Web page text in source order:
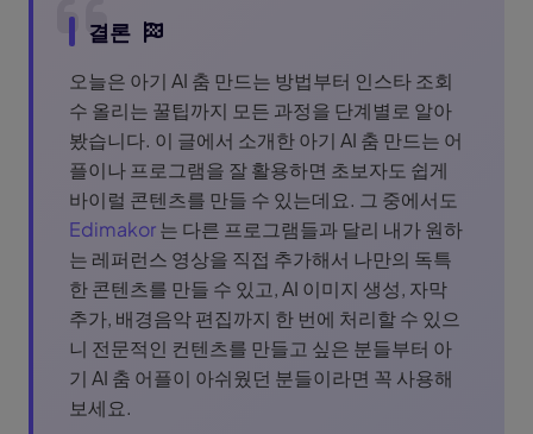
결론
오늘은 아기 AI 춤 만드는 방법부터 인스타 조회
수 올리는 꿀팁까지 모든 과정을 단계별로 알아
봤습니다. 이 글에서 소개한 아기 AI 춤 만드는 어
플이나 프로그램을 잘 활용하면 초보자도 쉽게
바이럴 콘텐츠를 만들 수 있는데요. 그 중에서도
Edimakor는 다른 프로그램들과 달리 내가 원하
는 레퍼런스 영상을 직접 추가해서 나만의 독특
한 콘텐츠를 만들 수 있고, AI 이미지 생성, 자막
추가, 배경음악 편집까지 한 번에 처리할 수 있으
니 전문적인 컨텐츠를 만들고 싶은 분들부터 아
기 AI 춤 어플이 아쉬웠던 분들이라면 꼭 사용해
보세요.